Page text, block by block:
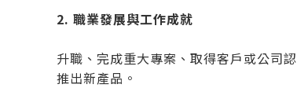
2. 職業發展與工作成就
升職、完成重大專案、取得客戶或公司
推出新產品。